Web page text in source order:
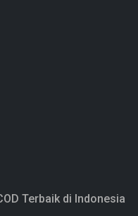
Terbaik di Indonesia